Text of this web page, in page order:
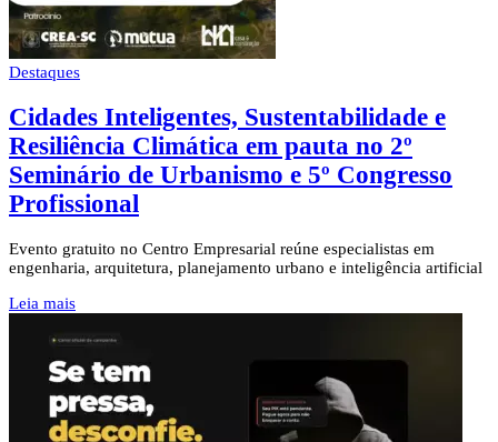
Destaques
Cidades Inteligentes, Sustentabilidade e
Resiliência Climática em pauta no 2º
Seminário de Urbanismo e 5º Congresso
Profissional
Evento gratuito no Centro Empresarial reúne especialistas em
engenharia, arquitetura, planejamento urbano e inteligência artificial
Leia mais